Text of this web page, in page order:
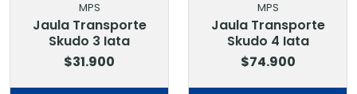
MPS
Jaula Transporte
Skudo 3 Iata
$31.900
MPS
Jaula Transporte
Skudo 4 Iata
$74.900